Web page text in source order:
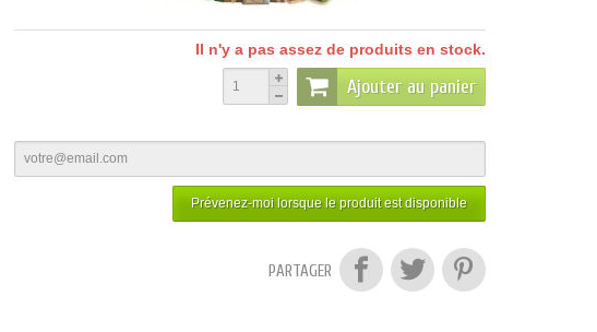
Il n'y a pas assez de produits en stock.
Ajouter au panier
Prévenez-moi lorsque le produit est disponible
PARTAGER